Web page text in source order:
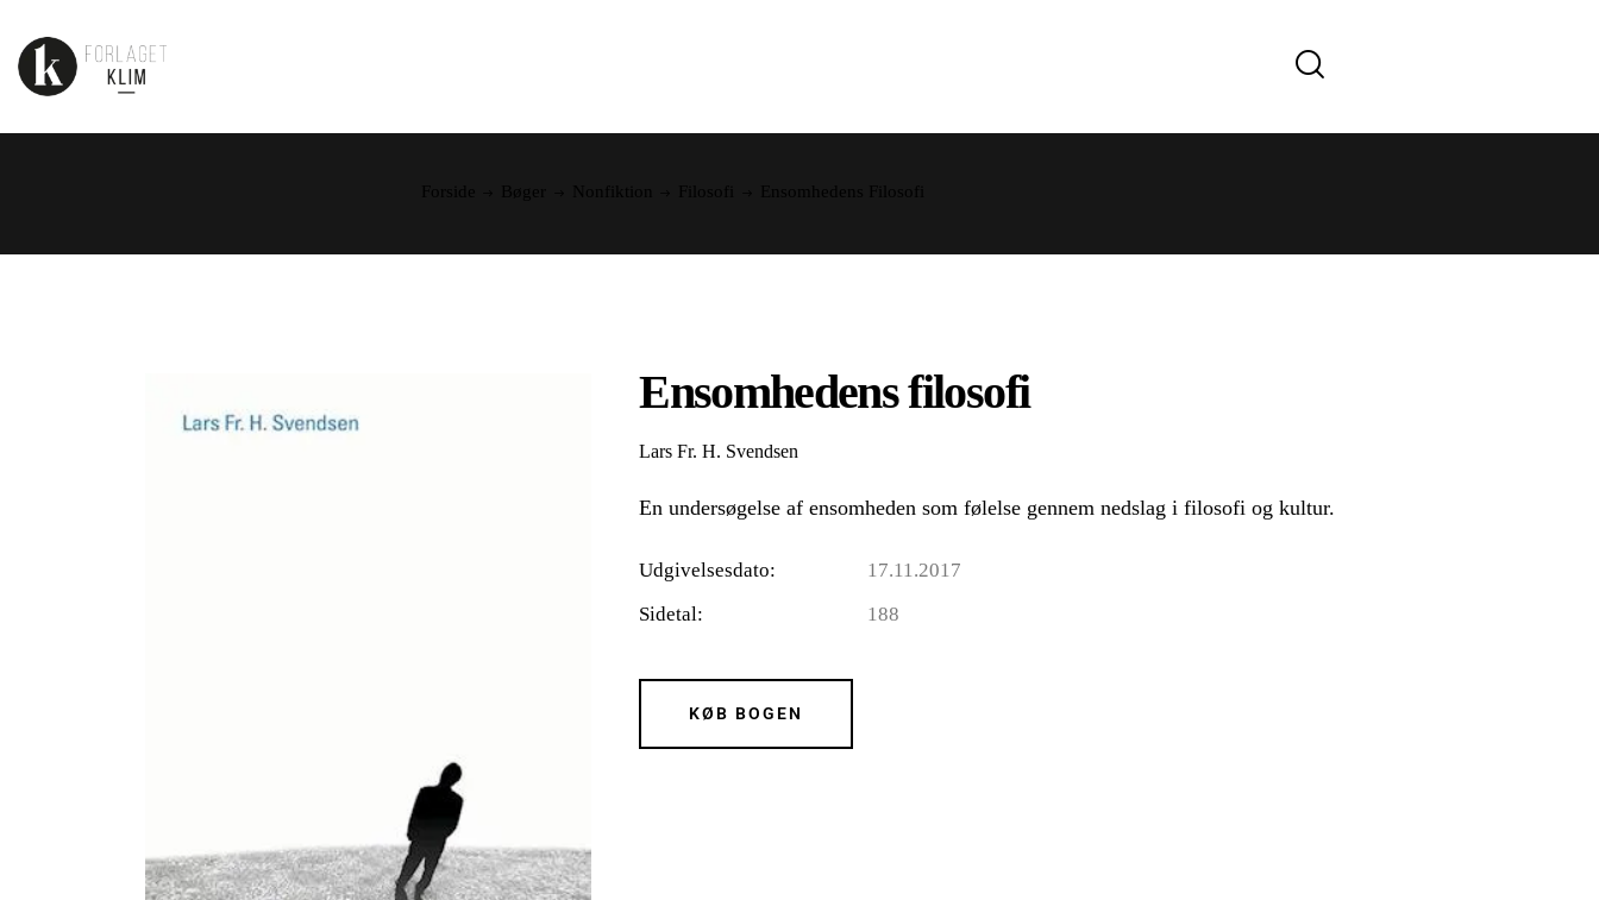
Ensomhedens filosofi
Lars Fr. H. Svendsen
En undersøgelse af ensomheden som følelse gennem nedslag i filosofi og kultur.
Udgivelsesdato
17.11.2017
Sidetal
188
KØB BOGEN